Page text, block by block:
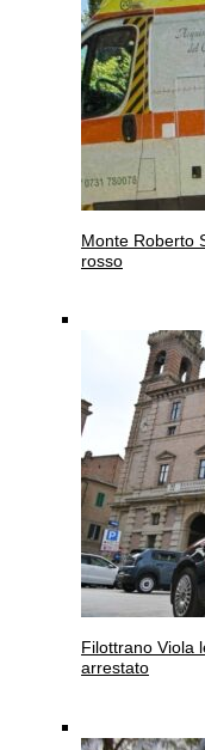
Monte Roberto
rosso
Filottrano Viola
arrestato